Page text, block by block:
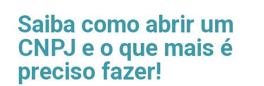
Saiba como abrir um
CNPJ e o que mais é
preciso fazer!